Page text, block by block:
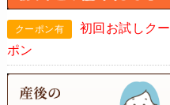
初回お試しクー
ポン